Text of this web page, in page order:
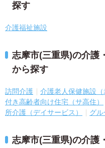
探す
介護福祉施設
志摩市(三重県)の介護
から探す
訪問介護 介護老人保健施設（
付き高齢者向け住宅（サ高住）
所介護（デイサービス）
グ
志摩市(三重県)の介護